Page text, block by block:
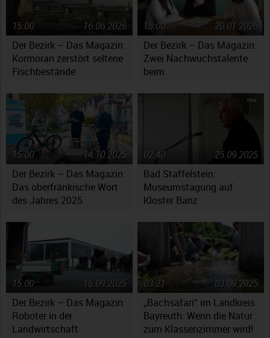
Der Bezirk – Das Magazin:
Kormoran zerstört seltene
Fischbestände
16.06.2026
15:00
Der Bezirk – Das Magazin:
Zwei Nachwuchstalente
beim
Oberfranken
20.01.2026
15:00
Der Bezirk – Das Magazin:
Das oberfränkische Wort
des Jahres 2025
14.10.2025
15:00
Bad Staffelstein:
Museumstagung auf
Kloster Banz
25.09.2025
02:40
Der Bezirk – Das Magazin:
Roboter in der
Landwirtschaft
16.09.2025
15:00
„Bachsafari“ im Landkreis
Bayreuth: Wenn die Natur
zum Klassenzimmer wird!
03.09.2025
03:21